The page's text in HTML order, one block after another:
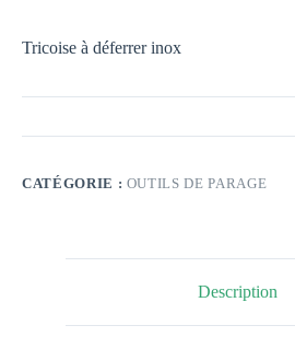
Tricoise à déferrer inox
CATÉGORIE : OUTILS DE PARAGE
Description